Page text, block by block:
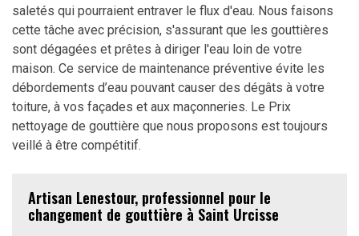
saletés qui pourraient entraver le flux d'eau. Nous faisons
cette tâche avec précision, s'assurant que les gouttières
sont dégagées et prêtes à diriger l'eau loin de votre
maison. Ce service de maintenance préventive évite les
débordements d’eau pouvant causer des dégâts à votre
toiture, à vos façades et aux maçonneries. Le Prix
nettoyage de gouttière que nous proposons est toujours
veillé à être compétitif.
Artisan Lenestour, professionnel pour le
changement de gouttière à Saint Urcisse